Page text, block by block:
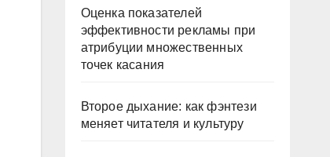
Оценка показателей
эффективности рекламы при
атрибуции множественных
точек касания
Второе дыхание: как фэнтези
меняет читателя и культуру